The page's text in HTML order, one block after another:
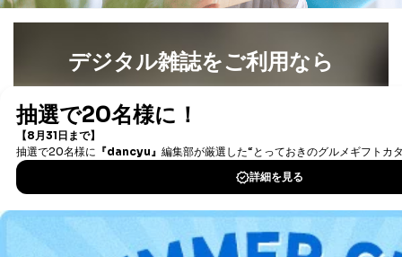
３．個人情報の第三者提供について
本人の同意を得ることなく第三者に提供することはあり
ません。ただし、次の場合は除きます。
法令に基づく場合
人の生命､身体または財産の保護のために必要がある
場合であって、本人の同意を得ることが困難であると
き。
公衆衛生の向上または児童の健全な育成の推進のため
に特に必要がある場合であって、本人の同意を得るこ
国の機関もしくは地方公共団体またはその委託を受け
た者が法令の定める事務を遂行することに対して協力
する必要がある場合であって、本人の同意を得ること
デジタル雑誌をご利用なら
書籍）が無料で読み放題！
DOWNLOAD FOR IOS
DOWNLOAD FOR ANDROID